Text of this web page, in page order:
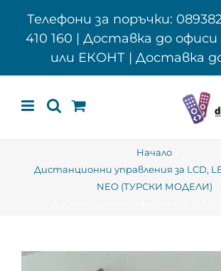
Телефони за поръчки:
410 160 | Доставка до офиси
или ЕКОНТ | Доставка
Начало
Дистанционни управления за LCD,
NEO (ТУРСКИ МОДЕЛИ)